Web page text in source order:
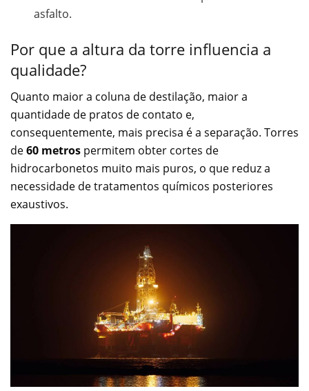
asfalto.
Por que a altura da torre influencia a
qualidade?
Quanto maior a coluna de destilação, maior a
quantidade de pratos de contato e,
consequentemente, mais precisa é a separação. Torres
de60 metros permitem obter cortes de
hidrocarbonetos muito mais puros, o que reduz a
necessidade de tratamentos químicos posteriores
exaustivos.